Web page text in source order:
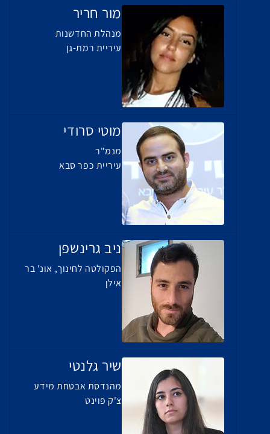
מור חריר
מנהלת החדשנות
עיריית רמת-גן
מוטי סרודי
מנמ"ר
עיריית כפר סבא
ניב גרינשפן
הפקולטה לחינוך, אונ' בר
אילן
שיר גלנטי
מהנדסת אבטחת מידע
צ'ק פוינט